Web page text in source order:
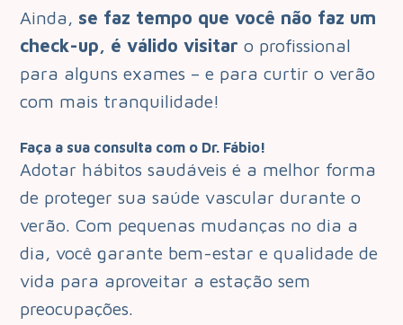
Ainda, se faz tempo que você não faz um
check-up, é válido visitar o profissional
para alguns exames – e para curtir o verão
com mais tranquilidade!
Faça a sua consulta com o Dr. Fábio!
Adotar hábitos saudáveis é a melhor forma
de proteger sua saúde vascular durante o
verão. Com pequenas mudanças no dia a
dia, você garante bem-estar e qualidade de
vida para aproveitar a estação sem
preocupações.